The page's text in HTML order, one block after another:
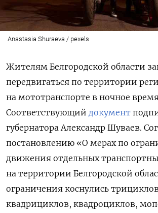
Anastasia Shuraeva / pexels
Жителям Белгородской области
передвигаться по территории
на мототранспорте в ночное
Соответствующий документ
губернатора Александр Шуваев.
постановлению «О мерах по
движения отдельных
на территории Белгородской
ограничения коснулись
квадрициклов, квадроциклов,